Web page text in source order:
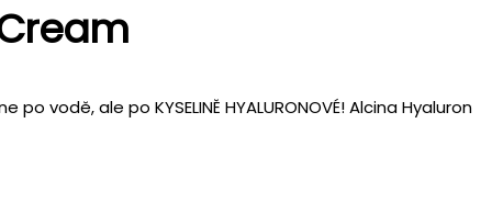
vodě, ale po KYSELINĚ HYALURONOVÉ! Alcina Hyaluron